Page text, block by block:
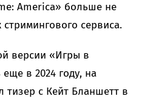
America» больше не
сервиса.
версии «Игры в
в 2024 году, на
тизер с Кейт Бланшетт в